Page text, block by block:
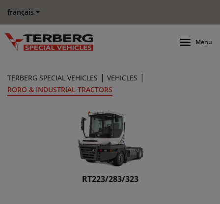
français
Menu
TERBERG SPECIAL VEHICLES | VEHICLES |
RORO & INDUSTRIAL TRACTORS
RT223/283/323